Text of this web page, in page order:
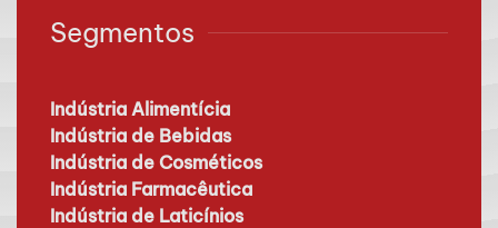
Segmentos
Indústria Alimentícia
Indústria de Bebidas
Indústria de Cosméticos
Indústria Farmacêutica
Indústria de Laticínios